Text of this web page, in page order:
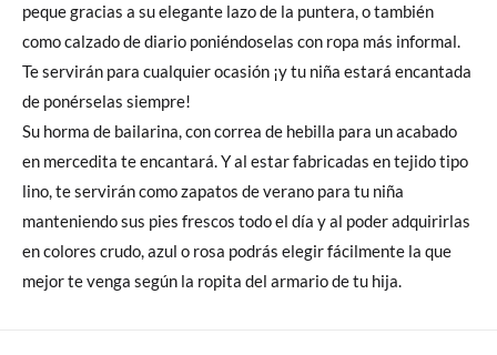
peque gracias a su elegante lazo de la puntera, o también
como calzado de diario poniéndoselas con ropa más informal.
Te servirán para cualquier ocasión ¡y tu niña estará encantada
de ponérselas siempre!
Su horma de bailarina, con correa de hebilla para un acabado
en mercedita te encantará. Y al estar fabricadas en tejido tipo
lino, te servirán como zapatos de verano para tu niña
manteniendo sus pies frescos todo el día y al poder adquirirlas
en colores crudo, azul o rosa podrás elegir fácilmente la que
mejor te venga según la ropita del armario de tu hija.